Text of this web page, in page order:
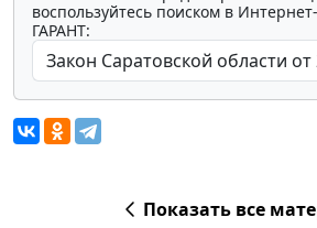
воспользуйтесь поиском в
ГАРАНТ:
Показать все